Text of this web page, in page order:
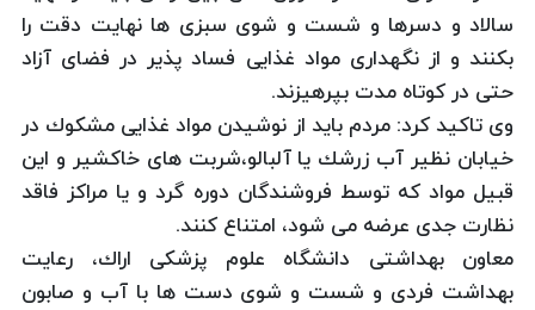
سالاد و دسرها و شست و شوی سبزی ها نهایت دقت را
بكنند و از نگهداری مواد غذایی فساد پذیر در فضای آزاد
حتی در كوتاه مدت بپرهیزند.
وی تاكید كرد: مردم باید از نوشیدن مواد غذایی مشكوك در
خیابان نظیر آب زرشك یا آلبالو،شربت های خاكشیر و این
قبیل مواد كه توسط فروشندگان دوره گرد و یا مراكز فاقد
نظارت جدی عرضه می شود، امتناع كنند.
معاون بهداشتی دانشگاه علوم پزشكی اراك، رعایت
بهداشت فردی و شست و شوی دست ها با آب و صابون